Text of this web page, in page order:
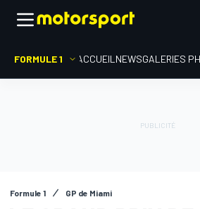
FORMULE 1 ACCUEIL NEWSGALERIES
Formule 1 GP de Miami